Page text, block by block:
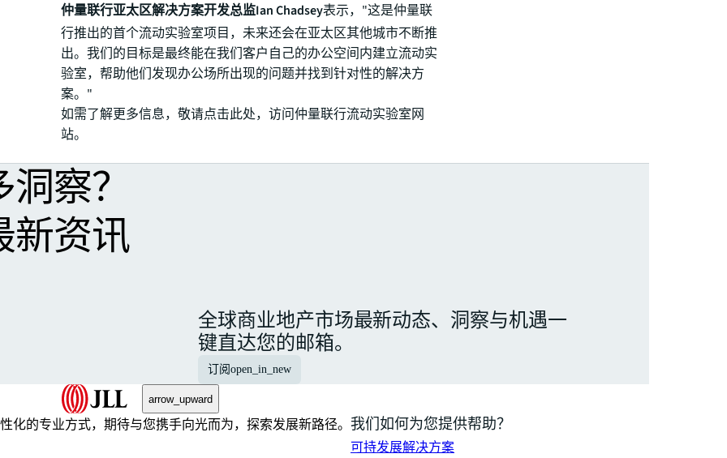
仲量联行亚太区解决方案开发总监Ian Chadsey表示，"这是仲量联
行推出的首个流动实验室项目，未来还会在亚太区其他城市不断推
出。我们的目标是最终能在我们客户自己的办公空间内建立流动实
验室，帮助他们发现办公场所出现的问题并找到针对性的解决方
案。"
如需了解更多信息，敬请点击此处，访问仲量联行流动实验室网
站。
察？
新资讯
全球商业地产市场最新动态、洞察与机遇一
键直达您的邮箱。
订阅 open_in_new
arrow_upward
的专业方式，期待与您携手向光而为，探索发展新路径。 我们如何为您提供帮助？
可持发展解决方案